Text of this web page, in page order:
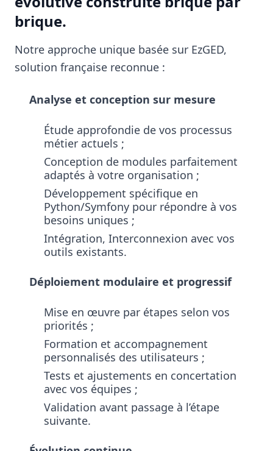
brique.
Notre approche unique basée sur EzGED,
solution française reconnue :
Analyse et conception sur mesure
Étude approfondie de vos processus
métier actuels ;
Conception de modules parfaitement
adaptés à votre organisation ;
Développement spécifique en
Python/Symfony pour répondre à vos
besoins uniques ;
Intégration, Interconnexion avec vos
outils existants.
Déploiement modulaire et progressif
Mise en œuvre par étapes selon vos
priorités ;
Formation et accompagnement
personnalisés des utilisateurs ;
Tests et ajustements en concertation
avec vos équipes ;
Validation avant passage à l’étape
suivante.